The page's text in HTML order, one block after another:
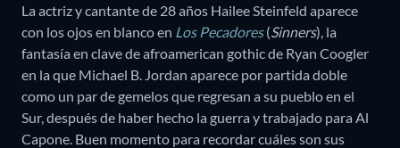
La actriz y cantante de 28 años Hailee Steinfeld aparece
con los ojos en blanco en Los Pecadores(Sinners), la
fantasía en clave de afroamerican gothic de Ryan Coogler
en la que Michael B. Jordan aparece por partida doble
como un par de gemelos que regresan a su pueblo en el
Sur, después de haber hecho la guerra y trabajado para Al
Capone. Buen momento para recordar cuáles son sus